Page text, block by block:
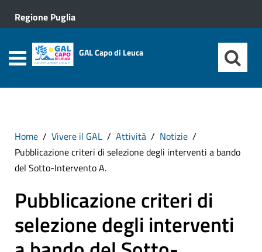
Regione Puglia
GAL Capo di Leuca
Home Vivere il GAL Attività
Notizie
Pubblicazione criteri di selezione degli interventi a bando
del Sotto-Intervento A.
Pubblicazione criteri di
selezione degli interventi